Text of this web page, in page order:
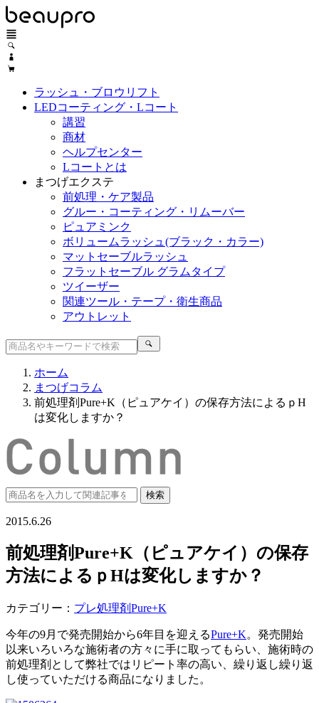
ラッシュ・ブロウリフト
LEDコーティング・Lコート
講習
商材
ヘルプセンター
Lコートとは
まつげエクステ
前処理・ケア製品
グルー・コーティング・リムーバー
ピュアミンク
ボリュームラッシュ(ブラック・カラー)
マットセーブルラッシュ
フラットセーブル グラムタイプ
ツイーザー
関連ツール・テープ・衛生商品
アウトレット
ホーム
まつげコラム
前処理剤Pure+K（ピュアケイ）の保存方法によるｐH
は変化しますか？
2015.6.26
前処理剤Pure+K（ピュアケイ）の保存
方法によるｐHは変化しますか？
カテゴリー： プレ処理剤Pure+K
今年の9月で発売開始から6年目を迎えるPure+K。発売開始
以来いろいろな施術者の方々に手に取ってもらい、施術時の
前処理剤として弊社ではリピート率の高い、繰り返し繰り返
し使っていただける商品になりました。